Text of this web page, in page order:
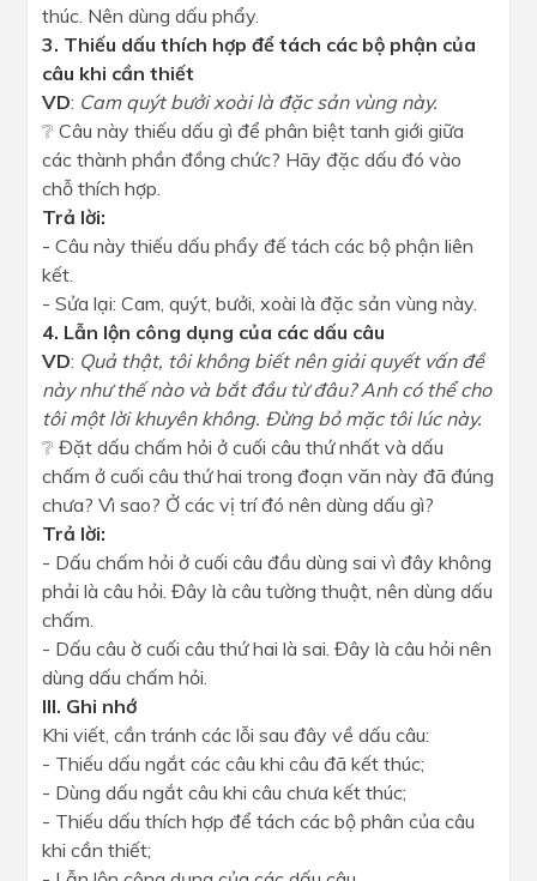
thúc. Nên dùng dấu phẩy.
3. Thiếu dấu thích hợp để tách các bộ phận của
câu khi cần thiết
VD: Cam quýt bưởi xoài là đặc sản vùng này.
❔ Câu này thiếu dấu gì để phân biệt tanh giới giữa
các thành phần đồng chức? Hãy đặc dấu đó vào
chỗ thích hợp.
Trả lời:
- Câu này thiếu dấu phẩy đế tách các bộ phận liên
kết.
- Sửa lại: Cam, quýt, bưởi, xoài là đặc sản vùng này.
4. Lẫn lộn công dụng của các dấu câu
VD: Quả thật, tôi không biết nên giải quyết vấn đề
này như thế nào và bắt đầu từ đâu? Anh có thể cho
tôi một lời khuyên không. Đừng bỏ mặc tôi lúc này.
❔ Đặt dấu chấm hỏi ở cuối câu thứ nhất và dấu
chấm ở cuối câu thứ hai trong đoạn văn này đã đúng
chưa? Vì sao? Ở các vị trí đó nên dùng dấu gì?
Trả lời:
- Dấu chấm hỏi ở cuối câu đầu dùng sai vì đây không
phải là câu hỏi. Đây là câu tường thuật, nên dùng dấu
chấm.
- Dấu câu ờ cuối câu thứ hai là sai. Đây là câu hỏi nên
dùng dấu chấm hỏi.
III. Ghi nhớ
Khi viết, cần tránh các lỗi sau đây về dấu câu:
- Thiếu dấu ngắt các câu khi câu đã kết thúc;
- Dùng dấu ngắt câu khi câu chưa kết thúc;
- Thiếu dấu thích hợp để tách các bộ phân của câu
khi cần thiết;